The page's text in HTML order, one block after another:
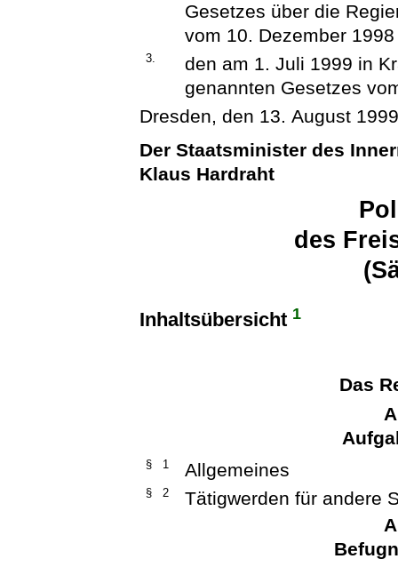
Gesetzes über die
vom 10. Dezember
3.
den am 1. Juli 1999 in
genannten Gesetzes
Dresden, den 13. August
Der Staatsminister des
Klaus Hardraht
des
Inhaltsübersicht 1
Das
§ 1 Allgemeines
§ 2
Tätigwerden für andere